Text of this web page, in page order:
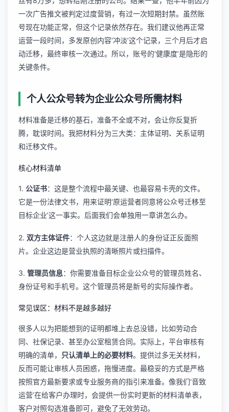
一次广告推文被判定过度营销，有过一次短期封禁。虽然账
号现在功能正常，但这个记录依然存在。我们建议他再正常
运营一段时间，多发原创内容‘冲淡’这个记录，三个月后才启
动迁移，最终审核一次通过。所以，账号的‘健康度’是隐形的
关键条件。
个人公众号转为企业公众号所需材料
材料准备是迁移的基石，准备不全或不对，会让你反复折
腾，耽误时间。我把材料分为三大类：主体证明、关系证明
和迁移文件。
核心材料清单
1. 公证书：这是整个流程中最关键、也最容易卡壳的文件。
它是一份法律文书，用来证明‘原运营者同意将公众号迁移至
目标企业’这一事实。后面我们会单独用一章讲怎么办。
2. 双方主体证件：个人这边就是注册人的身份证正反面照
片。企业这边是营业执照的清晰照片或扫描件。
3. 管理员信息：你需要准备目标企业公众号的管理员姓名、
身份证号和手机号。这个管理员将是新号的实际操作者。
常见误区：材料不是越多越好
很多人以为把能想到的证明都堆上去总没错，比如劳动合
同、社保记录、甚至办公室租赁合同。实际上，平台审核有
明确的清单，
只认清单上的必要材料。提供过多无关材料，
反而可能让审核人员困惑，拖慢进度。最稳妥的方式是严格
按照官方最新要求或专业服务商的指引来准备。像我们‘音致
运营’在给客户办理时，会提供一份实时更新的材料清单表，
客户对照勾选准备即可，避免了无效劳动。